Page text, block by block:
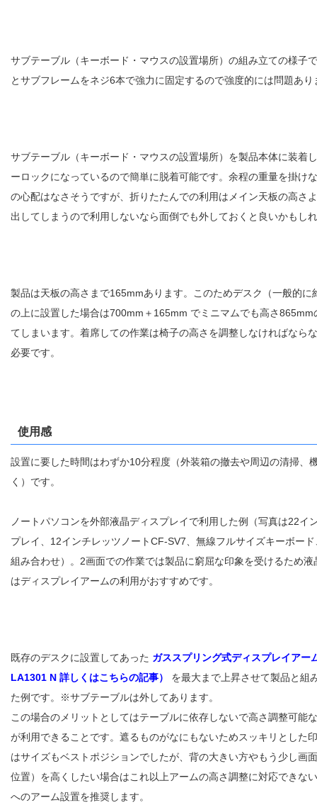
サブテーブル（キーボード・マウスの設置場所）の組み立ての様子
とサブフレームをネジ6本で強力に固定するので強度的には問題あり
サブテーブル（キーボード・マウスの設置場所）を製品本体に装着
ーロックになっているので簡単に脱着可能です。余程の重量を掛け
の心配はなさそうですが、折りたたんでの利用はメイン天板の高さ
出してしまうので利用しないなら面倒でも外しておくと良いかもし
製品は天板の高さまで165mmあります。このためデスク（一般的に
の上に設置した場合は700mm＋165mm でミニマムでも高さ865mm
てしまいます。着席しての作業は椅子の高さを調整しなければなら
必要です。
使用感
設置に要した時間はわずか10分程度（外装箱の撤去や周辺の清掃、
く）です。
ノートパソコンを外部液晶ディスプレイで利用した例（写真は22イ
プレイ、12インチレッツノートCF-SV7、無線フルサイズキーボー
組み合わせ）。2画面での作業では製品に窮屈な印象を受けるため液
はディスプレイアームの利用がおすすめです。
既存のデスクに設置してあった ガススプリング式ディスプレイアー
LA1301 N 詳しくはこちらの記事）
を最大まで上昇させて製品と組
た例です。※サブテーブルは外してあります。
この場合のメリットとしてはテーブルに依存しないで高さ調整可能
が利用できることです。遮るものがなにもないためスッキリとした
はサイズもベストポジションでしたが、背の大きい方やもう少し画
位置）を高くしたい場合はこれ以上アームの高さ調整に対応できな
へのアーム設置を推奨します。